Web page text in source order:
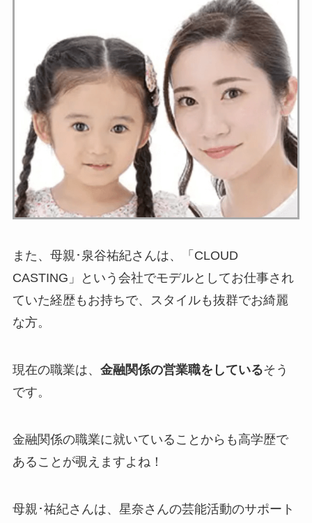
また、母親･泉谷祐紀さんは、「CLOUD
CASTING」という会社でモデルとしてお仕事され
ていた経歴もお持ちで、スタイルも抜群でお綺麗
な方。
現在の職業は、 金融関係の営業職をしているそう
です。
金融関係の職業に就いていることからも高学歴で
あることが覗えますよね！
母親･祐紀さんは、星奈さんの芸能活動のサポート